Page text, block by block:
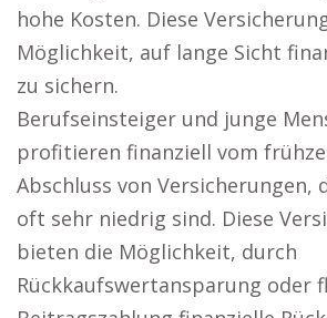
hohe Kosten. Diese
Möglichkeit, auf lange Sicht
zu sichern.
Berufseinsteiger und junge
profitieren finanziell vom
Abschluss von Versicherungen,
oft sehr niedrig sind. Diese
bieten die Möglichkeit, durch
Rückkaufswertansparung oder